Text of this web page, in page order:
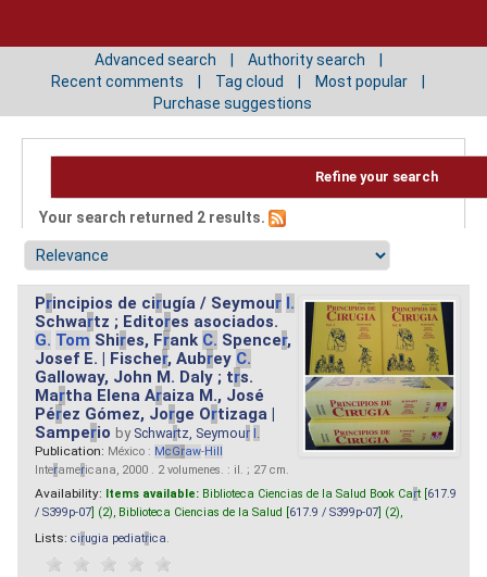
Advanced search
Authority search
Recent comments
Tag cloud
Most popular
Purchase suggestions
Refine your search
Your search returned 2 results.
Principios de cirugía / Seymour I.
Schwartz ; Editores asociados.
G. Tom Shires, Frank C. Spencer,
Josef E. | Fischer, Aubrey C.
Galloway, John M. Daly ; trs.
Martha Elena Araiza M., José
Pérez Gómez, Jorge Ortizaga |
Samperio by Schwartz, Seymour I.
Publication: México : McGraw-Hill
Interamericana, 2000 . 2 volumenes. : il. ; 27 cm.
Availability: Items available: Biblioteca Ciencias de la Salud Book Cart [ 617.9
/ S399p-07 ] (2), Biblioteca Ciencias de la Salud [ 617.9 / S399p-07 ] (2),
Lists: cirugia pediatrica